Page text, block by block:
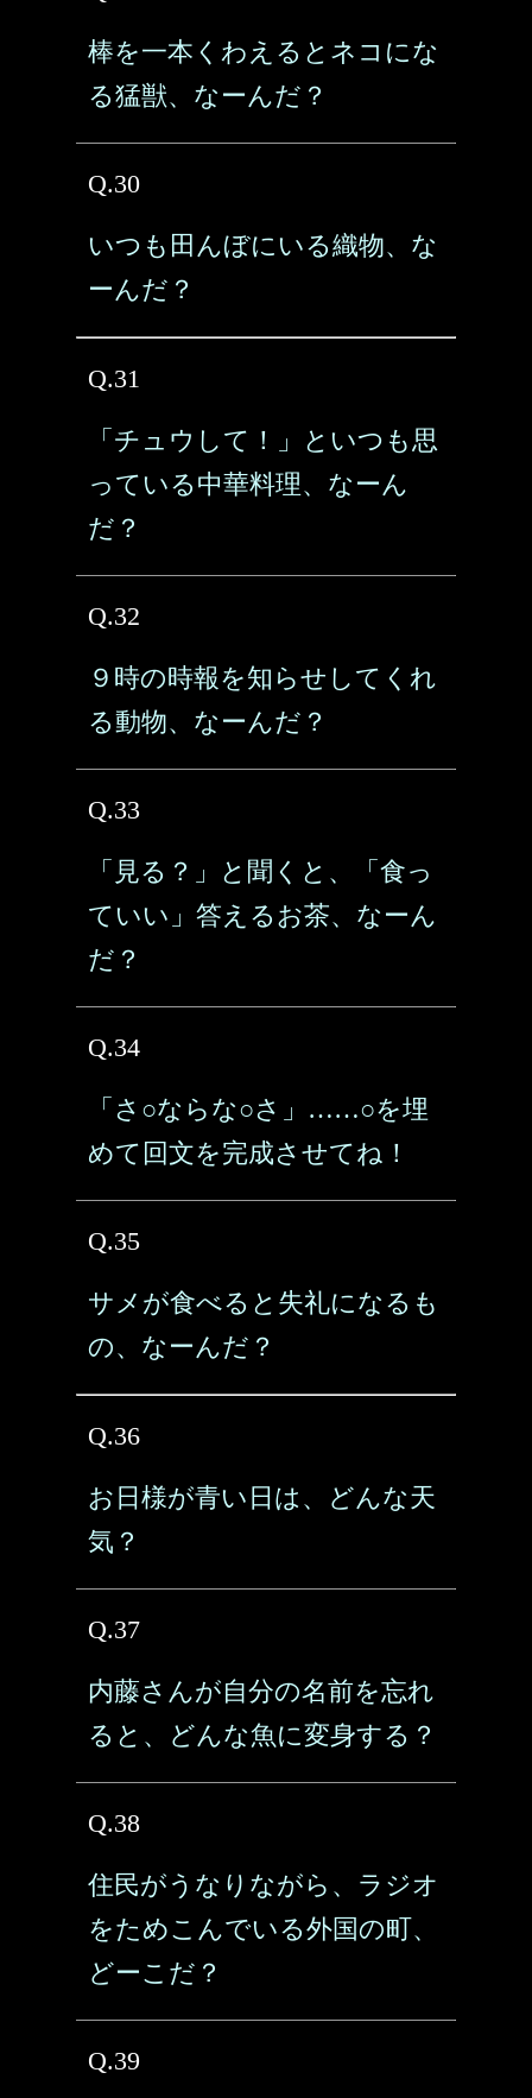
棒を一本くわえるとネコにな
る猛獣、なーんだ？
Q.30
いつも田んぼにいる織物、な
ーんだ？
Q.31
「チュウして！」といつも思
っている中華料理、なーん
だ？
Q.32
９時の時報を知らせしてくれ
る動物、なーんだ？
Q.33
「見る？」と聞くと、「食っ
ていい」答えるお茶、なーん
だ？
Q.34
「さ○ならな○さ」……○を埋
めて回文を完成させてね！
Q.35
サメが食べると失礼になるも
の、なーんだ？
Q.36
お日様が青い日は、どんな天
気？
Q.37
内藤さんが自分の名前を忘れ
ると、どんな魚に変身する？
Q.38
住民がうなりながら、ラジオ
をためこんでいる外国の町、
どーこだ？
Q.39